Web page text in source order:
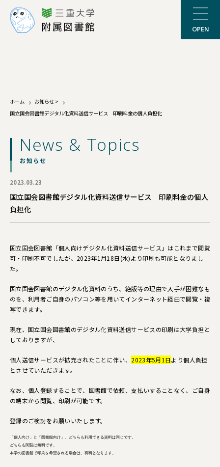
附属図書館 OPEN
ホーム お知らせ >
国立国会図書館デジタル化資料送信サービス 印刷料金の個人負担化
News & Topics
お知らせ
2023.03.23
国立国会図書館デジタル化資料送信サービス 印刷料金の個人
負担化
国立国会図書館「個人向けデジタル化資料送信サービス」はこれまで閲覧
可・印刷不可でしたが、2023年1月18日(水)より印刷も可能となりまし
た。
国立国会図書館のデジタル化資料のうち、絶版等の理由で入手が困難なも
のを、利用者ご自身のパソコン等を用いてインターネット経由で閲覧・複
写できます。
現在、国立国会図書館のデジタル化資料送信サービスの印刷は大学負担と
しておりますが、
個人送信サービスが拡充されたことに伴い、 2023年5月1日より個人負担
とさせていただきます。
なお、個人登録することで、図書館で依頼、支払いすることなく、ご自身
の端末から閲覧、印刷が可能です。
登録のご検討をお願いいたします。
「個人向け」と「図書館向け」、どちらも利用できる資料は同じです。
どちらも閲覧は無料です。
本学の図書館で印刷を希望される場合は、有料となります。